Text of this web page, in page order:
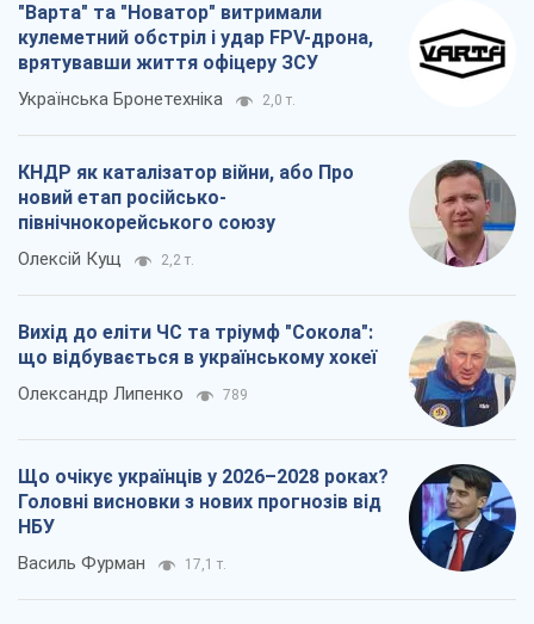
"Варта" та "Новатор" витримали
кулеметний обстріл і удар FPV-дрона,
врятувавши життя офіцеру ЗСУ
Українська Бронетехніка 2,0 т.
КНДР як каталізатор війни, або Про
новий етап російсько-
північнокорейського союзу
Олексій Кущ 2,2 т.
Вихід до еліти ЧС та тріумф "Сокола":
що відбувається в українському хокеї
Олександр Липенко 789
Що очікує українців у 2026–2028 роках?
Головні висновки з нових прогнозів від
НБУ
Василь Фурман 17,1 т.